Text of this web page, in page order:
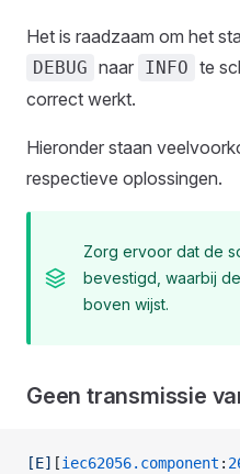
Het is raadzaam om het
DEBUG naar INFO te
correct werkt.
Hieronder staan
respectieve oplossingen.
Zorg ervoor dat de
bevestigd, waarbij
boven wijst.
Geen transmissie
[E] [iec62056.component :